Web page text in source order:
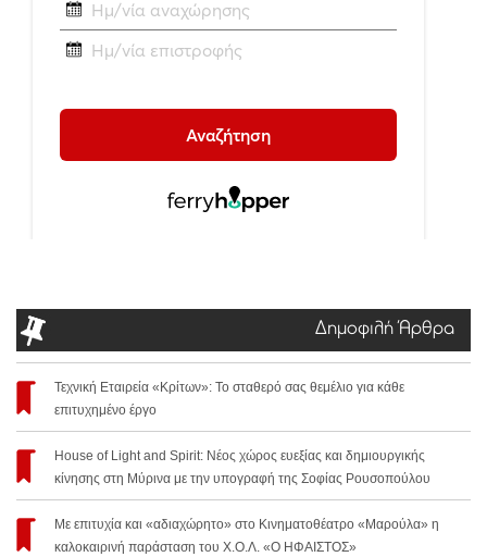
Δημοφιλή Άρθρα
Τεχνική Εταιρεία «Κρίτων»: Το σταθερό σας θεμέλιο για κάθε
επιτυχημένο έργο
House of Light and Spirit: Νέος χώρος ευεξίας και δημιουργικής
κίνησης στη Μύρινα με την υπογραφή της Σοφίας Ρουσοπούλου
Με επιτυχία και «αδιαχώρητο» στο Κινηματοθέατρο «Μαρούλα» η
καλοκαιρινή παράσταση του Χ.Ο.Λ. «Ο ΗΦΑΙΣΤΟΣ»